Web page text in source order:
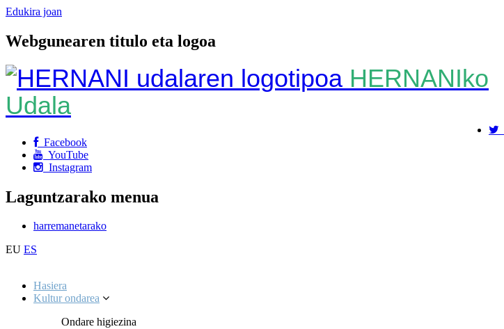
Edukira joan
Webgunearen titulo eta logoa
HERNANIko
Udala
Facebook
YouTube
Instagram
Laguntzarako menua
harremanetarako
EU ES
Hasiera
Kultur ondarea
Ondare higiezina